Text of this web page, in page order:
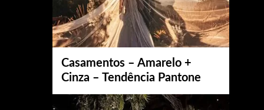
Casamentos – Amarelo +
Cinza – Tendência Pantone